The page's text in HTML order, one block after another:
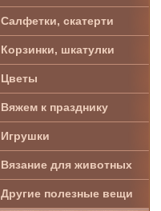
Салфетки, скатерти
Корзинки, шкатулки
Цветы
Вяжем к празднику
Игрушки
Вязание для животных
Другие полезные вещи